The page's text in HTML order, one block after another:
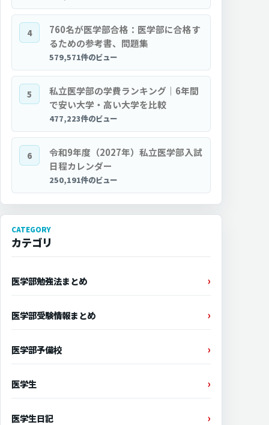
4
760名が医学部合格：医学部に合格す
るための参考書、問題集
579,571件のビュー
5
私立医学部の学費ランキング｜6年間
で安い大学・高い大学を比較
477,223件のビュー
6
令和9年度（2027年）私立医学部入試
日程カレンダー
250,191件のビュー
CATEGORY
カテゴリ
医学部勉強法まとめ
医学部受験情報まとめ
医学部予備校
医学生
医学生日記